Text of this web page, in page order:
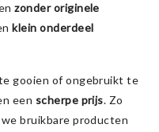
zonder originele
klein onderdeel
gooien of ongebruikt te
een scherpe prijs. Zo
bruikbare producten